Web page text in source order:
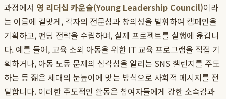
과정에서 영 리더십 카운슬(Young Leadership Council)이라
는 이름에 걸맞게, 각자의 전문성과 창의성을 발휘하여 캠페인을
기획하고, 펀딩 전략을 수립하며, 실제 프로젝트를 실행에 옮깁니
다. 예를 들어, 교육 소외 아동을 위한 IT 교육 프로그램을 직접 기
획하거나, 아동 노동 문제의 심각성을 알리는 SNS 챌린지를 주도
하는 등 젊은 세대의 눈높이에 맞는 방식으로 사회적 메시지를 전
달합니다. 이러한 주도적인 활동은 참여자들에게 강한 소속감과